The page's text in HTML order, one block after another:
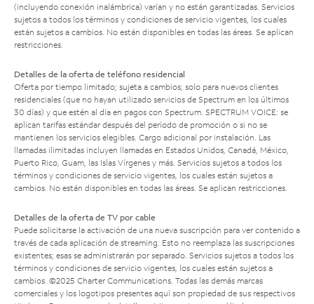
(incluyendo conexión inalámbrica) varían y no están garantizadas. Servicios
sujetos a todos los términos y condiciones de servicio vigentes, los cuales
están sujetos a cambios. No están disponibles en todas las áreas. Se aplican
restricciones.
Detalles de la oferta de teléfono residencial
Oferta por tiempo limitado; sujeta a cambios; solo para nuevos clientes
residenciales (que no hayan utilizado servicios de Spectrum en los últimos
30 días) y que estén al día en pagos con Spectrum. SPECTRUM VOICE: se
aplican tarifas estándar después del período de promoción o si no se
mantienen los servicios elegibles. Cargo adicional por instalación. Las
llamadas ilimitadas incluyen llamadas en Estados Unidos, Canadá, México,
Puerto Rico, Guam, las Islas Vírgenes y más. Servicios sujetos a todos los
términos y condiciones de servicio vigentes, los cuales están sujetos a
cambios. No están disponibles en todas las áreas. Se aplican restricciones.
Detalles de la oferta de TV por cable
Puede solicitarse la activación de una nueva suscripción para ver contenido a
través de cada aplicación de streaming. Esto no reemplaza las suscripciones
existentes; esas se administrarán por separado. Servicios sujetos a todos los
términos y condiciones de servicio vigentes, los cuales están sujetos a
cambios. ©2025 Charter Communications. Todas las demás marcas
comerciales y los logotipos presentes aquí son propiedad de sus respectivos